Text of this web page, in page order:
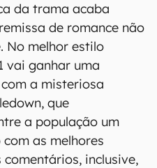
da trama acaba
de romance não
No melhor estilo
vai ganhar uma
a misteriosa
que
a população um
as melhores
inclusive,